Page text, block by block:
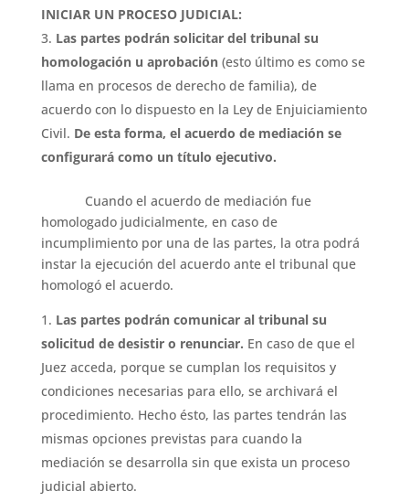
INICIAR UN PROCESO JUDICIAL:
Las partes podrán solicitar del tribunal su
homologación u aprobación (esto último es como se
llama en procesos de derecho de familia), de
acuerdo con lo dispuesto en la Ley de Enjuiciamiento
Civil. De esta forma, el acuerdo de mediación se
configurará como un título ejecutivo.
Cuando el acuerdo de mediación fue
homologado judicialmente, en caso de
incumplimiento por una de las partes, la otra podrá
instar la ejecución del acuerdo ante el tribunal que
homologó el acuerdo.
Las partes podrán comunicar al tribunal su
solicitud de desistir o renunciar. En caso de que el
Juez acceda, porque se cumplan los requisitos y
condiciones necesarias para ello, se archivará el
procedimiento. Hecho ésto, las partes tendrán las
mismas opciones previstas para cuando la
mediación se desarrolla sin que exista un proceso
judicial abierto.